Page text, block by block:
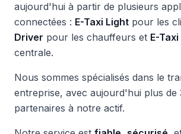
aujourd'hui à partir de plusieurs
connectées : E-Taxi Light pour les
Driver pour les chauffeurs et E-
centrale.
Nous sommes spécialisés dans le
entreprise, avec aujourd'hui plus de
partenaires à notre actif.